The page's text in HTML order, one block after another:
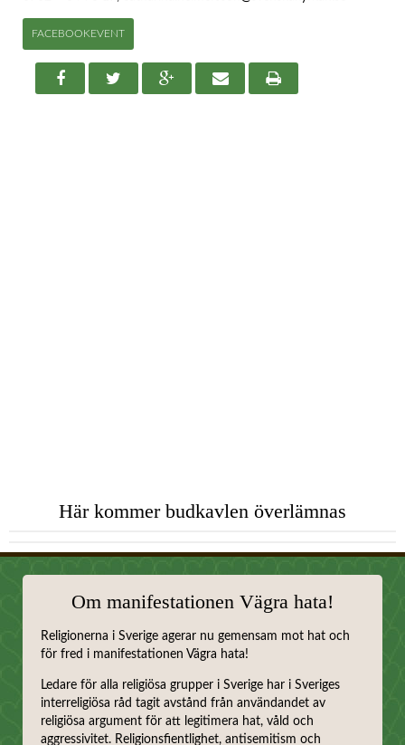
FACEBOOKEVENT
Här kommer budkavlen överlämnas
Om manifestationen Vägra hata!
Religionerna i Sverige agerar nu gemensam mot hat och
för fred i manifestationen Vägra hata!
Ledare för alla religiösa grupper i Sverige har i Sveriges
interreligiösa råd tagit avstånd från användandet av
religiösa argument för att legitimera hat, våld och
aggressivitet. Religionsfientlighet, antisemitism och